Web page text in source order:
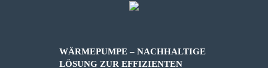
WÄRMEPUMPE – NACHHALTIGE
LÖSUNG ZUR EFFIZIENTEN